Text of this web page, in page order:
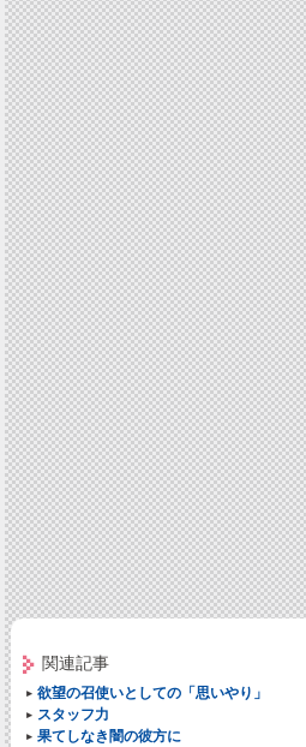
関連記事
欲望の召使いとしての「思いやり」
スタッフ力
果てしなき闇の彼方に